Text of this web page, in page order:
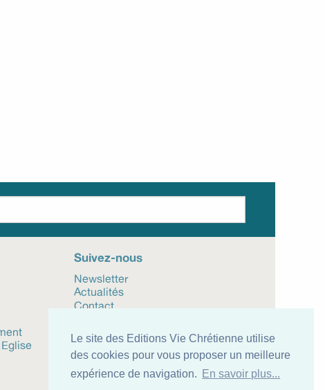
Le site des Editions Vie Chrétienne utilise
des cookies pour vous proposer un meilleure
expérience de navigation.
En savoir plus...
Suivez-nous
Newsletter
Actualités
Contact
CGV